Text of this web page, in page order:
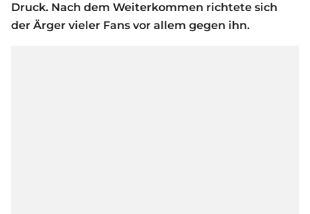
Druck. Nach dem Weiterkommen richtete sich
der Ärger vieler Fans vor allem gegen ihn.